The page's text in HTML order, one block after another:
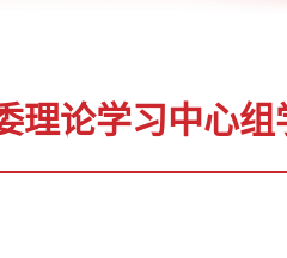
理论学习中心组